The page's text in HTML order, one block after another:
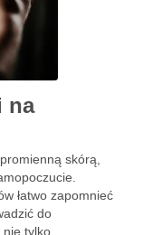
na
skórą,
łatwo zapomnieć
do
nie tylko